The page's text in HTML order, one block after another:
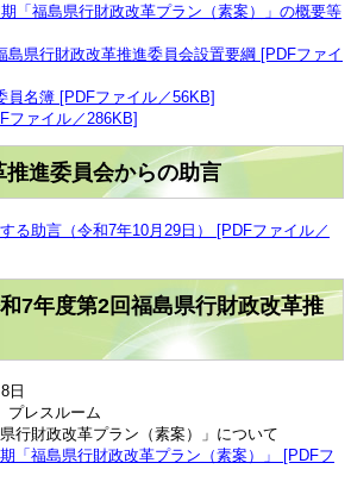
期「福島県行財政改革プラン（素案）」の概要等
島県行財政改革推進委員会設置要綱 [PDFファイ
員名簿 [PDFファイル／56KB]
ファイル／286KB]
進委員会からの助言
る助言（令和7年10月29日） [PDFファイル／
7年度第2回福島県行財政改革推
日
レスルーム
財政改革プラン（素案）」について
期「福島県行財政改革プラン（素案）」 [PDFフ